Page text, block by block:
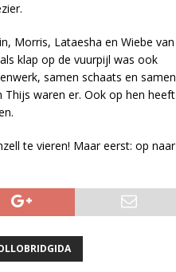
Morris, Lataesha en Wiebe van
klap op de vuurpijl was ook
samen schaats en samen
Thijs waren er. Ook op hen heeft
te vieren! Maar eerst: op naar